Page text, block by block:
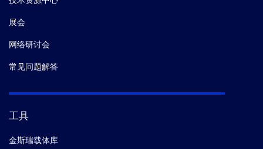
展会
网络研讨会
常见问题解答
工具
金斯瑞载体库